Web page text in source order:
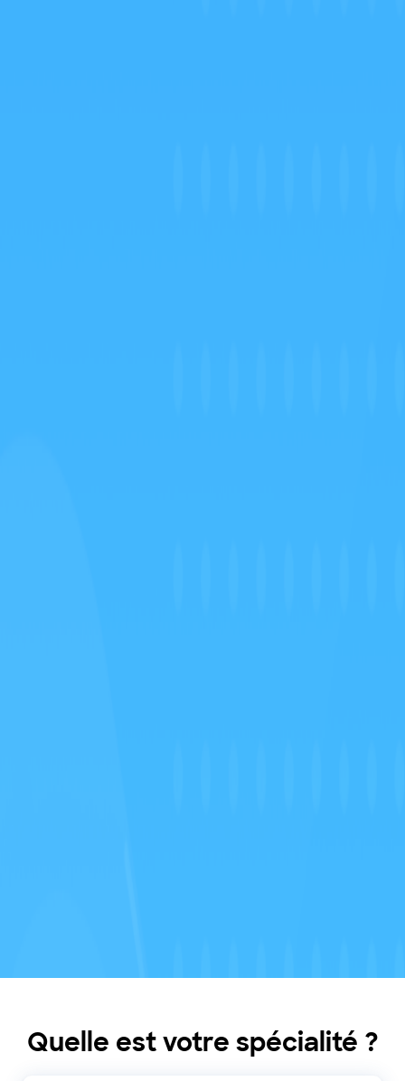
Quelle est votre spécialité ?